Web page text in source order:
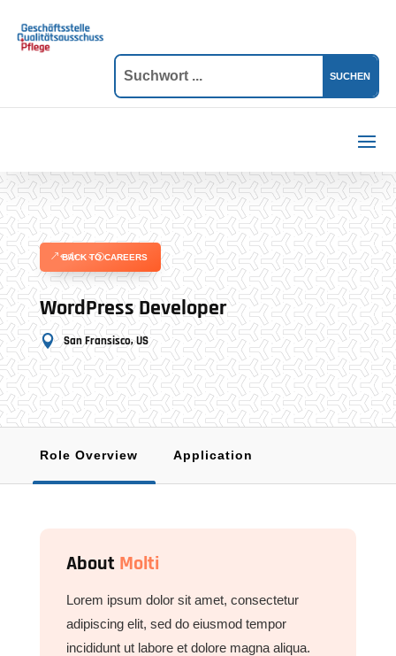
BACK TO CAREERS
WordPress Developer
 San Fransisco, US
Role Overview Application
About Molti
Lorem ipsum dolor sit amet, consectetur
adipiscing elit, sed do eiusmod tempor
incididunt ut labore et dolore magna aliqua.